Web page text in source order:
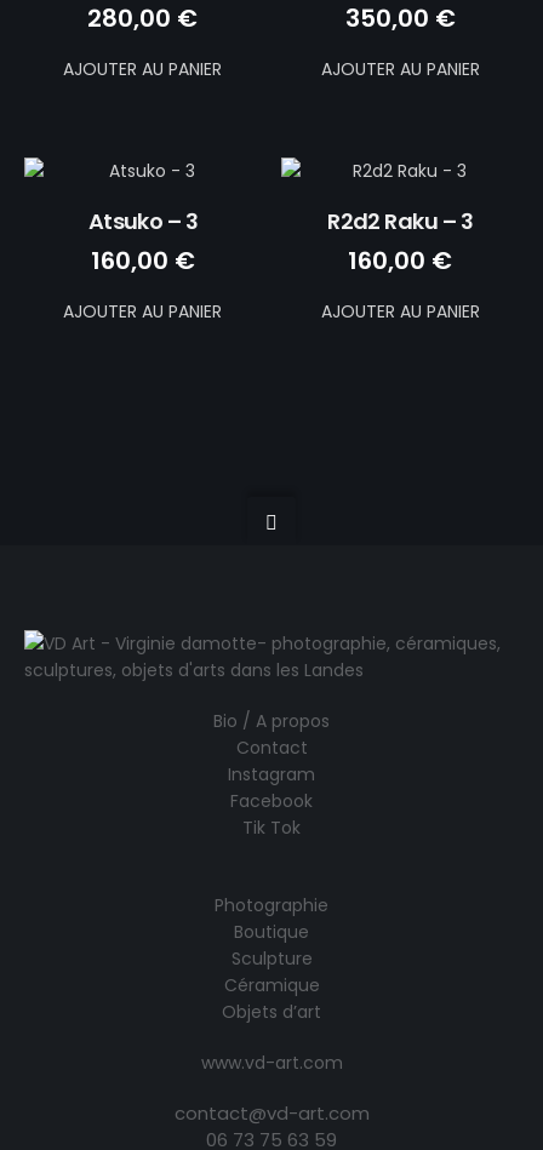
280,00 €
AJOUTER AU PANIER
350,00 €
AJOUTER AU PANIER
Atsuko – 3
160,00 €
AJOUTER AU PANIER
R2d2 Raku – 3
160,00 €
AJOUTER AU PANIER
Bio / A propos
Contact
Instagram
Facebook
Tik Tok
Photographie
Boutique
Sculpture
Céramique
Objets d’art
www.vd-art.com
contact@vd-art.com
06 73 75 63 59